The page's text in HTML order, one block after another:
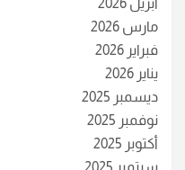
أبريل 2026
مارس 2026
فبراير 2026
يناير 2026
ديسمبر 2025
نوفمبر 2025
أكتوبر 2025